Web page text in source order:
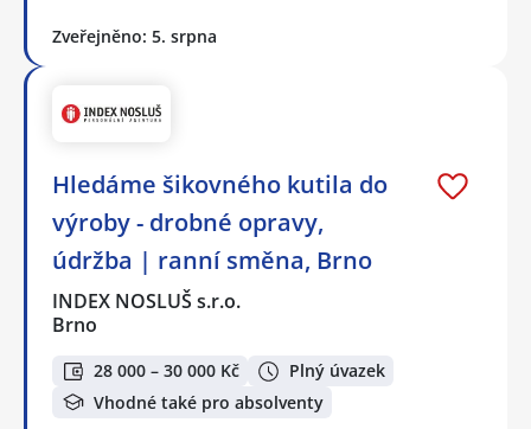
Zveřejněno: 5. srpna
Hledáme šikovného kutila do
výroby - drobné opravy,
údržba | ranní směna, Brno
INDEX NOSLUŠ s.r.o.
Brno
28 000 – 30 000 Kč
Plný úvazek
Vhodné také pro absolventy